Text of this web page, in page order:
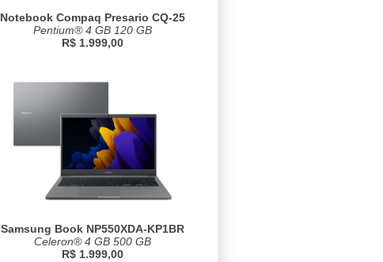
Notebook Compaq Presario CQ-25
Pentium® 4 GB 120 GB
R$ 1.999,00
Samsung Book NP550XDA-KP1BR
Celeron® 4 GB 500 GB
R$ 1.999,00